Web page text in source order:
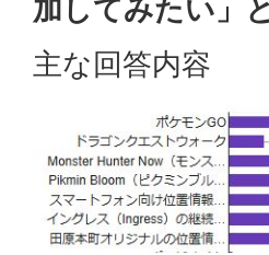
加してみたい」
主な回答内容